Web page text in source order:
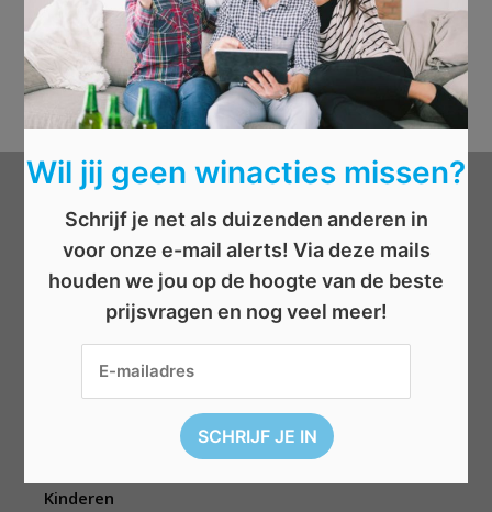
Categorieën
Beauty
Cadeau
Elektronica
Kinderen
Wil jij geen winacties missen?
Schrijf je net als duizenden anderen in
voor onze e-mail alerts! Via deze mails
houden we jou op de hoogte van de beste
prijsvragen en nog veel meer!